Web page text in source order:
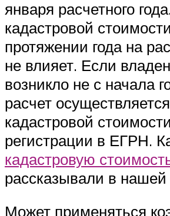
января расчетного
кадастровой
протяжении года на
не влияет. Если
возникло не с начала
расчет
кадастровой
регистрации в ЕГРН.
кадастровую
рассказывали в нашей
Может применяться